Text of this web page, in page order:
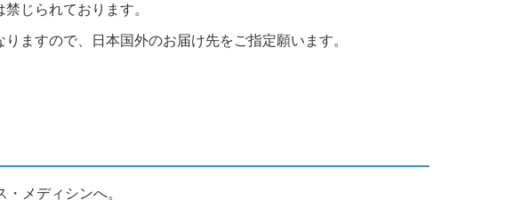
じられております。
ますので、日本国外のお届け先をご指定願います。
メディシンへ。